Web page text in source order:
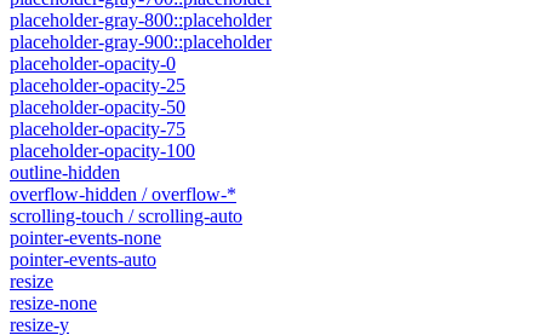
placeholder-gray-800::placeholder
placeholder-gray-900::placeholder
placeholder-opacity-0
placeholder-opacity-25
placeholder-opacity-50
placeholder-opacity-75
placeholder-opacity-100
outline-hidden
overflow-hidden / overflow-*
scrolling-touch / scrolling-auto
pointer-events-none
pointer-events-auto
resize
resize-none
resize-y